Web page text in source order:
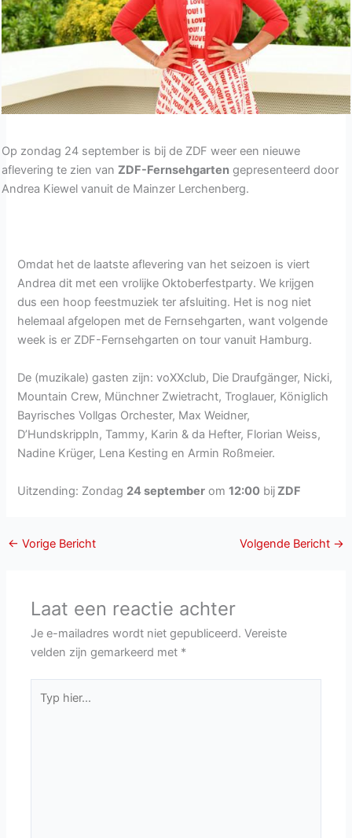
Op zondag 24 september is bij de ZDF weer een nieuwe
aflevering te zien vanZDF-Fernsehgarten gepresenteerd door
Andrea Kiewel vanuit de Mainzer Lerchenberg.
Omdat het de laatste aflevering van het seizoen is viert
Andrea dit met een vrolijke Oktoberfestparty. We krijgen
dus een hoop feestmuziek ter afsluiting. Het is nog niet
helemaal afgelopen met de Fernsehgarten, want volgende
week is er ZDF-Fernsehgarten on tour vanuit Hamburg.
De (muzikale) gasten zijn: voXXclub, Die Draufgänger, Nicki,
Mountain Crew, Münchner Zwietracht, Troglauer, Königlich
Bayrisches Vollgas Orchester, Max Weidner,
D’Hundskrippln, Tammy, Karin & da Hefter, Florian Weiss,
Nadine Krüger, Lena Kesting en Armin Roßmeier.
Uitzending: Zondag 24 september om12:00 bijZDF
← Vorige Bericht Volgende Bericht →
Laat een reactie achter
Je e-mailadres wordt niet gepubliceerd. Vereiste
velden zijn gemarkeerd met *
hier...